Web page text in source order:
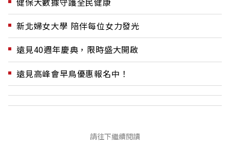
新北婦女大學 陪伴每位女力發光
遠見40週年慶典，限時盛大開啟
遠見高峰會早鳥優惠報名中！
請往下繼續閱讀